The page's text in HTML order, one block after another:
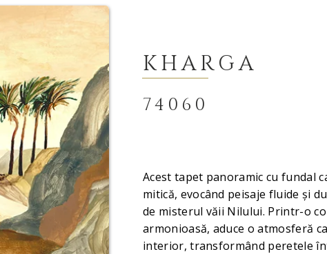
KHARGA
74060
Acest tapet panoramic cu fundal
mitică, evocând peisaje fluide și
de misterul văii Nilului. Printr-o
armonioasă, aduce o atmosferă
interior, transformând peretele